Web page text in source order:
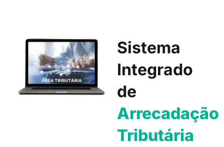
Sistema
Integrado
de
Arrecadação
Tributária